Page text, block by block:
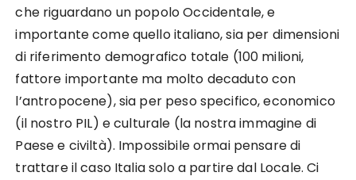
che riguardano un popolo Occidentale, e
importante come quello italiano, sia per dimensioni
di riferimento demografico totale (100 milioni,
fattore importante ma molto decaduto con
l’antropocene), sia per peso specifico, economico
(il nostro PIL) e culturale (la nostra immagine di
Paese e civiltà). Impossibile ormai pensare di
trattare il caso Italia solo a partire dal Locale. Ci